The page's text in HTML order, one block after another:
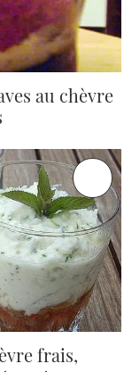
au chèvre
frais,